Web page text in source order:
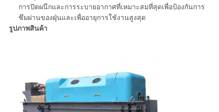
การปิดผนึกและการระบายอากาศที่เหมาะสมที่สุดเพื่อป้องกันการ
ซึมผ่านของฝุ่นและเพื่ออายุการใช้งานสูงสุด
รูปภาพสินค้า